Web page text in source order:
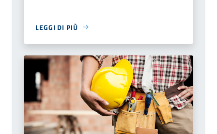
LEGGI DI PIÙ